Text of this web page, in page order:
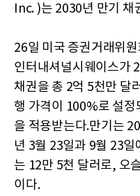
Inc. )는 2030년 만기 채
26일 미국 증권거래위
인터내셔널시웨이스가
채권을 총 2억 5천만 달
행 가격이 100%로 설
을 적용받는다.만기는
년 3월 23일과 9월 23일
는 12만 5천 달러로, 오
이다.